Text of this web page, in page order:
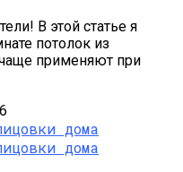
В этой статье я
потолок из
чаще применяют при